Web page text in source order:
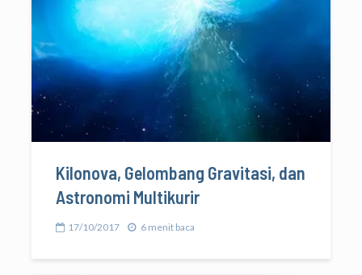
Kilonova, Gelombang Gravitasi, dan
Astronomi Multikurir
17/10/2017 6 menit baca